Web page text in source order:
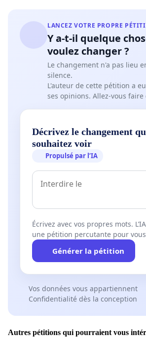
LANCEZ VOTRE PROPRE
Y a-t-il quelque
voulez changer ?
Le changement n'a pas lieu
silence.
L'auteur de cette pétition a
ses opinions. Allez-vous faire
Décrivez le changement
souhaitez voir
Propulsé par l’IA
Écrivez avec vos propres mots.
une pétition percutante pour
Générer la pétition
Vos données vous appartiennent
Confidentialité dès la conception
Autres pétitions qui pourraient vous